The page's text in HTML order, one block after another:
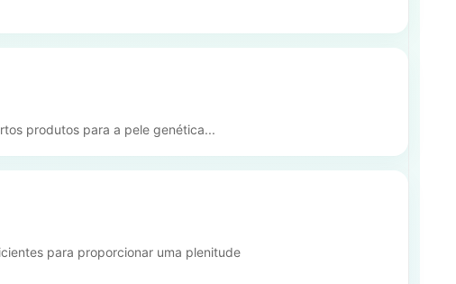
produtos para a pele genética...
para proporcionar uma plenitude